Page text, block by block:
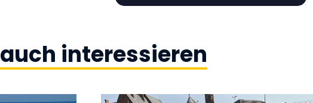
interessieren